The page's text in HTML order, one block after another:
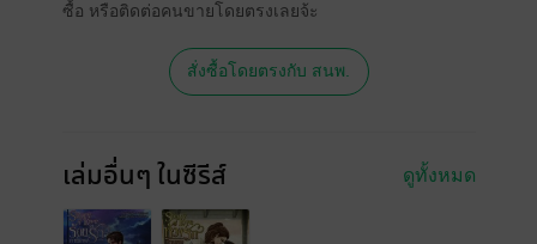
ซื้อ หรือติดต่อคนขายโดยตรงเลยจ้ะ
สั่งซื้อโดยตรงกับ สนพ.
เล่มอื่นๆ ในซีรีส์ ดูทั้งหมด